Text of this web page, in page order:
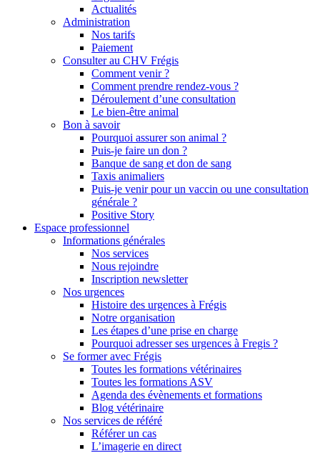
Actualités
Administration
Nos tarifs
Paiement
Consulter au CHV Frégis
Comment venir ?
Comment prendre rendez-vous ?
Déroulement d’une consultation
Le bien-être animal
Bon à savoir
Pourquoi assurer son animal ?
Puis-je faire un don ?
Banque de sang et don de sang
Taxis animaliers
Puis-je venir pour un vaccin ou une consultation
générale ?
Positive Story
Espace professionnel
Informations générales
Nos services
Nous rejoindre
Inscription newsletter
Nos urgences
Histoire des urgences à Frégis
Notre organisation
Les étapes d’une prise en charge
Pourquoi adresser ses urgences à Fregis ?
Se former avec Frégis
Toutes les formations vétérinaires
Toutes les formations ASV
Agenda des évènements et formations
Blog vétérinaire
Nos services de référé
Référer un cas
L’imagerie en direct